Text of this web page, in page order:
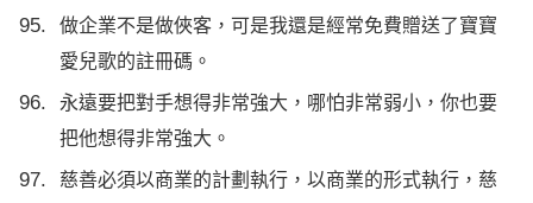
做企業不是做俠客，可是我還是經常免費贈送了寶寶
愛兒歌的註冊碼。
永遠要把對手想得非常強大，哪怕非常弱小，你也要
把他想得非常強大。
慈善必須以商業的計劃執行，以商業的形式執行，慈